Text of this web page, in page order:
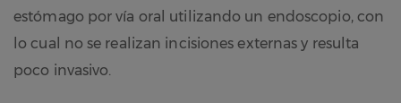
estómago por vía oral utilizando un endoscopio, con
lo cual no se realizan incisiones externas y resulta
poco invasivo.